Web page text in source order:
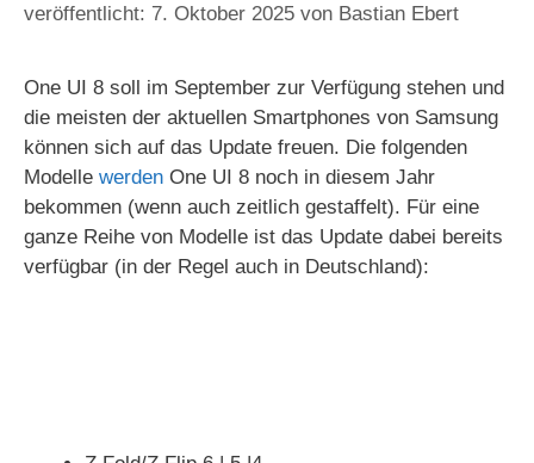
7. Oktober 2025 von Bastian Ebert
One UI 8 soll im September zur Verfügung stehen und
die meisten der aktuellen Smartphones von Samsung
können sich auf das Update freuen. Die folgenden
Modelle werden One UI 8 noch in diesem Jahr
bekommen (wenn auch zeitlich gestaffelt). Für eine
ganze Reihe von Modelle ist das Update dabei bereits
verfügbar (in der Regel auch in Deutschland):